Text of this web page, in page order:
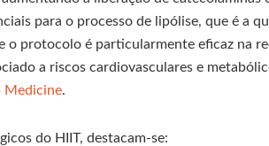
para o processo de lipólise, que é a
o protocolo é particularmente eficaz na
a riscos cardiovasculares e
Medicine.
do HIIT, destacam-se: